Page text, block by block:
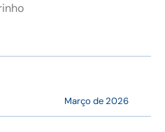
Março de 2026